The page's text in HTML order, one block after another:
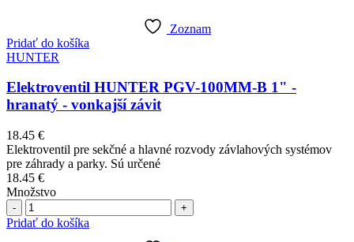
Zoznam
Pridať do košíka
HUNTER
Elektroventil HUNTER PGV-100MM-B 1" -
hranatý - vonkajší závit
18.45 €
Elektroventil pre sekčné a hlavné rozvody závlahových systémov
pre záhrady a parky. Sú určené
18.45 €
Množstvo
Počet
Pridať do košíka